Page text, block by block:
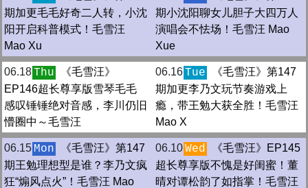
期加更毛毛好奇二人转，小沈
阳开启科普模式！毛雪汪
Mao Xu
期小沈阳聊女儿胆子大四万人
演唱会不怯场！毛雪汪 Mao
Xue
06.18Thu
《毛雪汪》
EP146超长尊享版雪琴毛毛
感叹锤锤绝对音感，李川仍旧
懵圈中～毛雪汪
06.16Tue
《毛雪汪》第147
期加更李乃文玩节奏游戏上
瘾，带王勉大获全胜！毛雪汪
Mao X
06.15 Mon
《毛雪汪》第147
期王勉理想型是谁？李乃文疯
狂“煽风点火”！毛雪汪 Mao
06.10Wed
《毛雪汪》EP145
超长尊享版不愧是好闺蜜！董
晴对谭松韵了如指掌！毛雪汪